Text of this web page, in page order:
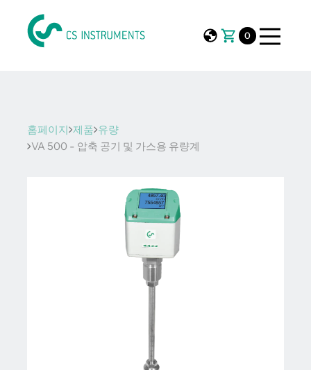
0
홈페이지 제품 유량
VA 500 - 압축 공기 및 가스용 유량계